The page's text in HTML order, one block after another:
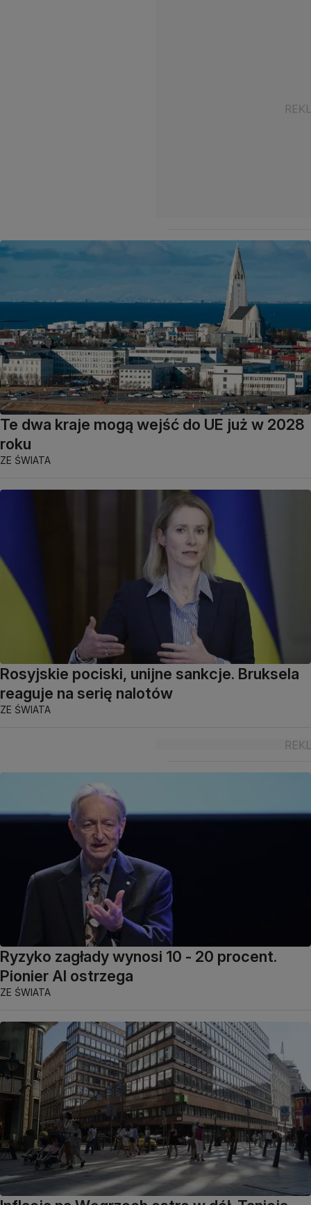
Te dwa kraje mogą wejść do UE już w 2028
roku
ZE ŚWIATA
Rosyjskie pociski, unijne sankcje. Bruksela
reaguje na serię nalotów
ZE ŚWIATA
Ryzyko zagłady wynosi 10 - 20 procent.
Pionier AI ostrzega
ZE ŚWIATA